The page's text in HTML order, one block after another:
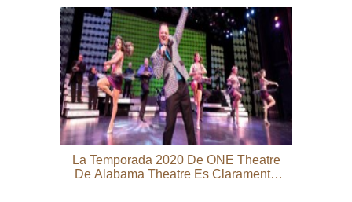
La Temporada 2020 De ONE Theatre
De Alabama Theatre Es Claramente